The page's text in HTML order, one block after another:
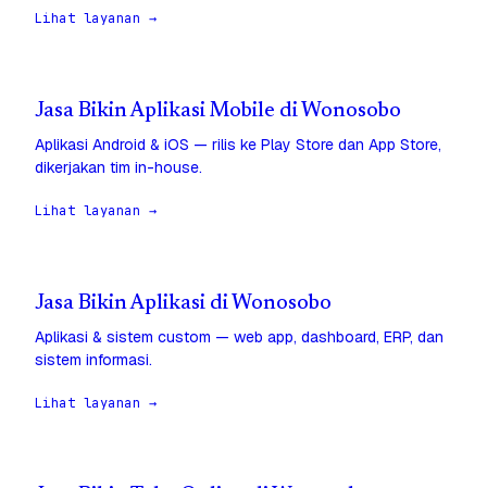
Lihat layanan →
Jasa Bikin Aplikasi Mobile di Wonosobo
Aplikasi Android & iOS — rilis ke Play Store dan App Store,
dikerjakan tim in-house.
Lihat layanan →
Jasa Bikin Aplikasi di Wonosobo
Aplikasi & sistem custom — web app, dashboard, ERP, dan
sistem informasi.
Lihat layanan →